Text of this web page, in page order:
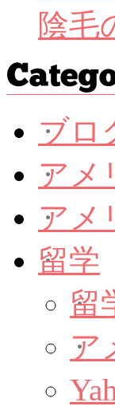
陰毛
ブロ
アメ
アメ
留学
留
ア